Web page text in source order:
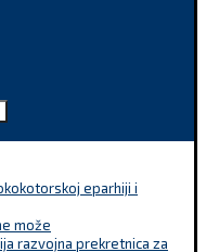
eparhiji i
može
razvojna prekretnica za